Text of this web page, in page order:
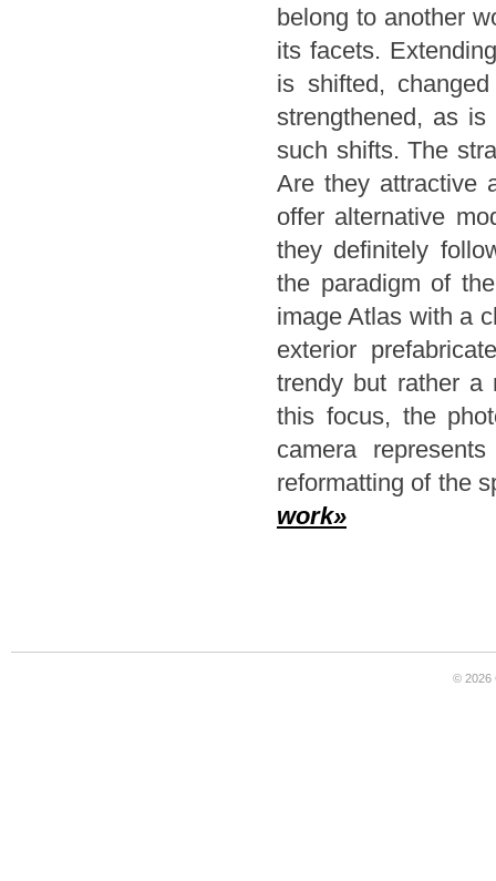
belong to another
its facets.
is shifted,
strengthened, as
such shifts. The
Are they attractive
offer alternative
they definitely
the paradigm of
image Atlas with a
exterior
trendy but rather a
this focus, the
camera
reformatting of the
work»
© 2026